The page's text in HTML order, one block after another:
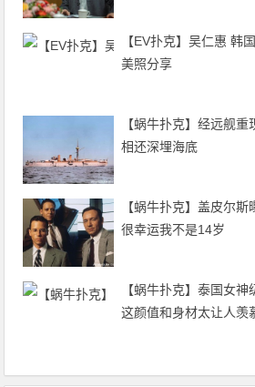
【EV扑克】吴仁惠 韩
美照分享
【蜗牛扑克】经远舰
相还深埋海底
【蜗牛扑克】盖皮尔
很幸运我不是14岁
【蜗牛扑克】泰国女神
这颜值和身材太让人羡